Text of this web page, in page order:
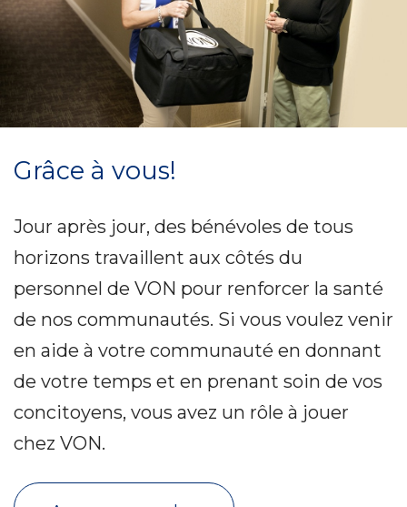
Grâce à vous!
Jour après jour, des bénévoles de tous
horizons travaillent aux côtés du
personnel de VON pour renforcer la santé
de nos communautés. Si vous voulez venir
en aide à votre communauté en donnant
de votre temps et en prenant soin de vos
concitoyens, vous avez un rôle à jouer
chez VON.